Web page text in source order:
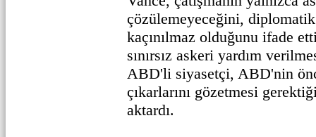
çözülemeyeceğini,
kaçınılmaz olduğunu ifade
sınırsız askeri yardım
ABD'li siyasetçi, ABD'nin
çıkarlarını gözetmesi
aktardı.